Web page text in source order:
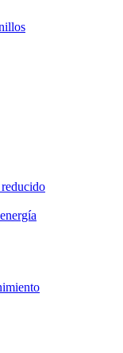
reducido